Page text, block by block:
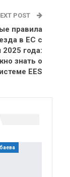
POST
правила
в ЕС с
2025 года:
знать о
EES